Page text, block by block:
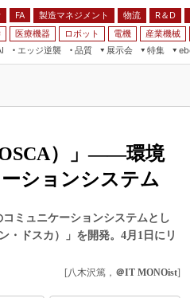
FA 製造マネジメント 物流 R＆D
医療機器 ロボット 電機 産業機械
エッジ逆襲 品質
展示会
特集
ールドサービス
込み画像技術
込みモデリング
モビリティ
素材／化学
）」――環境
ションシステム
ミュニケーションシステムとし
・ドスカ）」を開発。4月1日にリ
[八木沢篤， ＠IT MONOist]